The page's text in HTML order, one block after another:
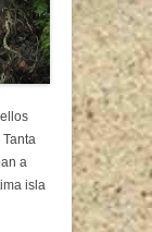
a
isla